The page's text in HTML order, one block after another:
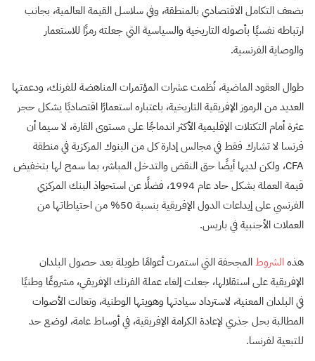
بضعف التكامل الاقتصادي بالمنطقة، وفي سلاسل القيمة العالمية، بجانب
ارتباطه نفسيًا بأصوله التاريخية والسياسية التي جعلته رمزًا للاستعمار
والوصاية الفرنسية.
طوال العقود الماضية، نُظمت عشرات المؤتمرات المناهضة للفرنك، ودعمتها
العديد من الرموز الإفريقية التاريخية، باعتباره استعمارًا اقتصاديًا يشكل حجر
عثرة أمام التكتلات الإقليمية الأكثر اندماجًا على مستوى القارة، لا سيما أن
فرنسا لا تشارك فقط في مجالس إدارة كل من البنوك المركزية في منطقة
CFA، ولكن لديها أيضًا حق النقض والتدخل المباشر، بما سمح لها بتخفيض
قيمة العملة بشكل حاد عام 1994، فضلًا عن استحواذ البنك المركزي
الفرنسي على إيداعات الدول الإفريقية بنسبة 50% من احتياطاتها من
العملات الأجنبية في باريس.
هذهالشروطالمجحفة التي استمرت أعوامًا طويلة بعد حصول البلدان
الإفريقية على استقلالها، جعلت إلغاء عملة الفرنك الإفريقي، مشروعًا وطنيًا
في البلدان المعنية، لاسترداد سيادتها وهويتها الوطنية، وتعالت الأصوات
المطالبة بحل جذري لإعادة الكرامة الإفريقية، في أوساط عامة، لوضع حد
للتبعية لفرنسا.